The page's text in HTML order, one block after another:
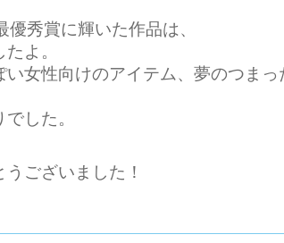
秀賞に輝いた作品は、
よ。
女性向けのアイテム、夢のつまっ
した。
ございました！